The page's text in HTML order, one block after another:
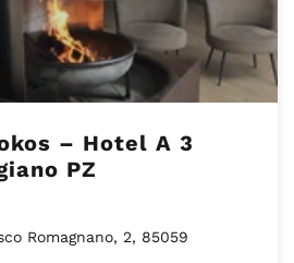
– Hotel A 3
PZ
Romagnano, 2, 85059